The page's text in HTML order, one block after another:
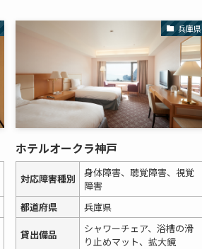
兵庫県
ホテルオークラ神戸
対応障害種別
身体障害、聴覚障害、視覚
障害
都道府県
兵庫県
貸出備品
シャワーチェア、浴槽の滑
り止めマット、拡大鏡